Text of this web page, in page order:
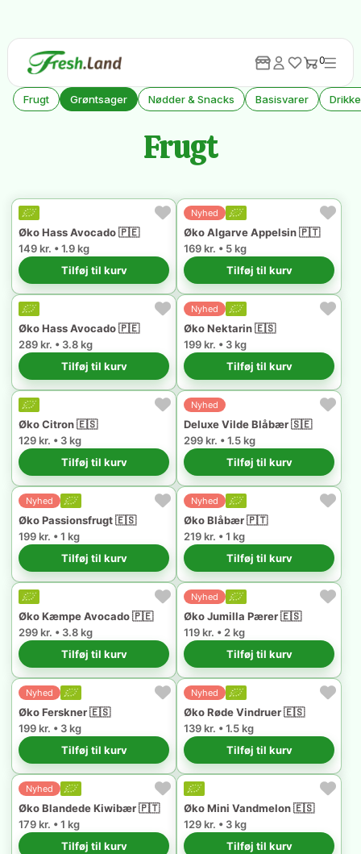
0
Alle Produkter
Frugt Grøntsager Nødder & Snacks Basisvarer
Frugt
Øko Hass Avocado 🇵🇪
149 kr. • 1.9 kg
Tilføj til kurv
Nyhed
Øko Algarve Appelsin 🇵🇹
169 kr. • 5 kg
Tilføj til kurv
Øko Hass Avocado 🇵🇪
289 kr. • 3.8 kg
Tilføj til kurv
Nyhed
Øko Nektarin 🇪🇸
199 kr. • 3 kg
Tilføj til kurv
Øko Citron 🇪🇸
129 kr. • 3 kg
Tilføj til kurv
Nyhed
Deluxe Vilde Blåbær 🇸🇪
299 kr. • 1.5 kg
Tilføj til kurv
Nyhed
Øko Passionsfrugt 🇪🇸
199 kr. • 1 kg
Tilføj til kurv
Nyhed
Øko Blåbær 🇵🇹
219 kr. • 1 kg
Tilføj til kurv
Øko Kæmpe Avocado 🇵🇪
299 kr. • 3.8 kg
Tilføj til kurv
Nyhed
Øko Jumilla Pærer 🇪🇸
119 kr. • 2 kg
Tilføj til kurv
Nyhed
Øko Ferskner 🇪🇸
199 kr. • 3 kg
Tilføj til kurv
Nyhed
Øko Røde Vindruer 🇪🇸
139 kr. • 1.5 kg
Tilføj til kurv
Nyhed
Øko Blandede Kiwibær 🇵🇹
179 kr. • 1 kg
Tilføj til kurv
Øko Mini Vandmelon 🇪🇸
129 kr. • 3 kg
Tilføj til kurv